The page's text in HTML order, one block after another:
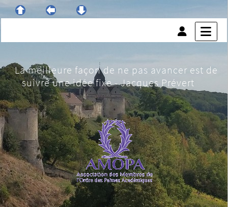
La meilleure façon de ne pas avancer est de
suivre une idée fixe - Jacques Prévert